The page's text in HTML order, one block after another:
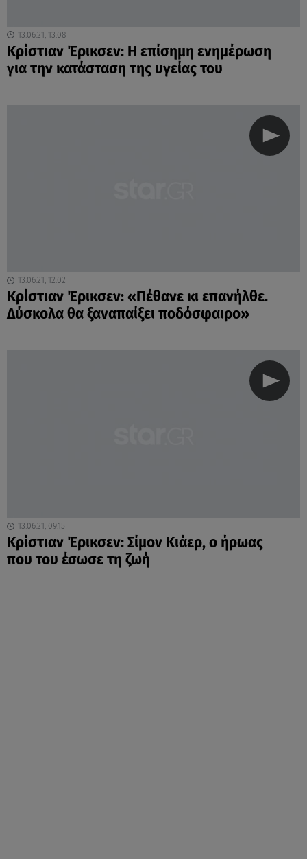
13.06.21, 13:08
Κρίστιαν Έρικσεν: Η επίσημη ενημέρωση
για την κατάσταση της υγείας του
13.06.21, 12:02
Κρίστιαν Έρικσεν: «Πέθανε κι επανήλθε.
Δύσκολα θα ξαναπαίξει ποδόσφαιρο»
13.06.21, 09:15
Κρίστιαν Έρικσεν: Σίμον Κιάερ, ο ήρωας
που του έσωσε τη ζωή